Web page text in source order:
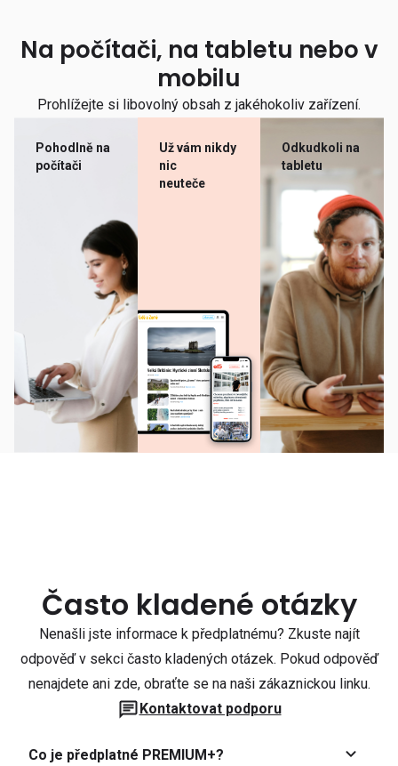
Na počítači, na tabletu nebo v
mobilu
Prohlížejte si libovolný obsah z jakéhokoliv zařízení.
Pohodlně na
počítači
Už vám nikdy
nic
neuteče
Odkudkoli na
tabletu
Často kladené otázky
Nenašli jste informace k předplatnému? Zkuste najít
odpověď v sekci často kladených otázek. Pokud odpověď
nenajdete ani zde, obraťte se na naši zákaznickou linku.
Kontaktovat podporu
Co je předplatné PREMIUM+?